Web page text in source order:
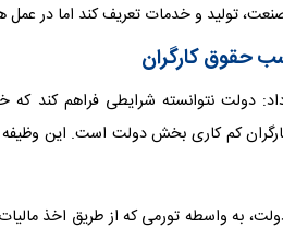
تولید و خدمات تعریف کند اما در عمل
حقوق کارگران
دولت نتوانسته شرایطی فراهم کند
کم کاری بخش دولت است. این
به واسطه تورمی که از طریق اخذ مالیات